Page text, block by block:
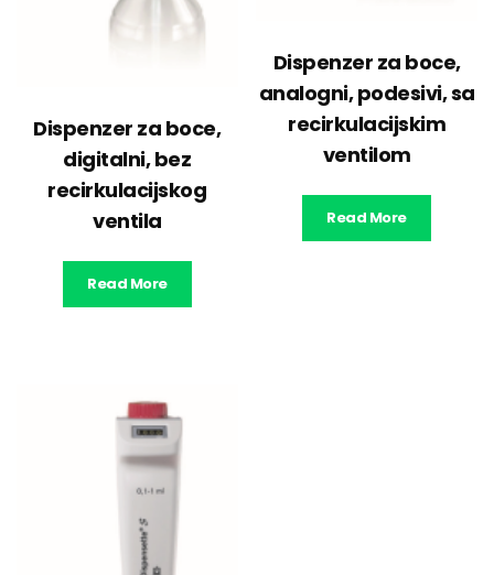
Dispenzer za boce,
digitalni, bez
recirkulacijskog
ventila
Read More
Dispenzer za boce,
analogni, podesivi, sa
recirkulacijskim
ventilom
Read More